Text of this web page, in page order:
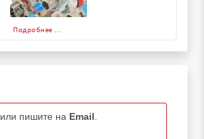
Подробнее ...
или пишите на Email